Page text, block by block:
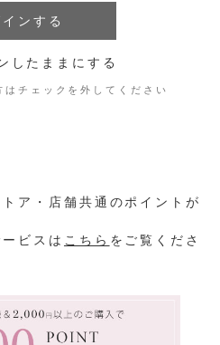
したままにする
はチェックを外してください
ア・店舗共通のポイントが
ビスは こちら をご覧くださ